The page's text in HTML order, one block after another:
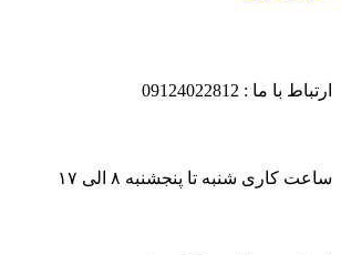
ارتباط با ما : 09124022812
ساعت کاری شنبه تا پنجشنبه ۸ الی ۱۷